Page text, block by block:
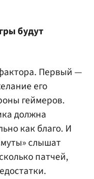
будут
Первый —
его
геймеров.
должна
как благо. И
слышат
патчей,